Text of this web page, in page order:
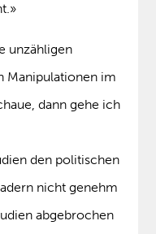
unzähligen
Manipulationen im
dann gehe ich
den politischen
nicht genehm
abgebrochen